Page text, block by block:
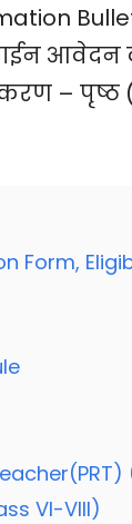
आवेदन
– पृष्ठ
Form,
VI-VIII)